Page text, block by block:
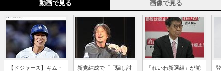
動画で見る 画像で見る
【ドジャース】キム・
新党結成で「「騙し討
「れいわ新選組」が党